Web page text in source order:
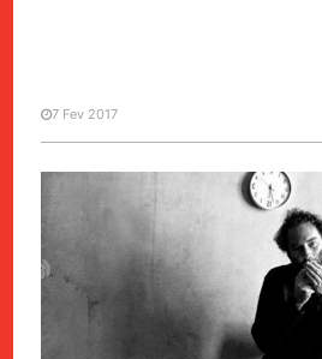
PAULO JOSÉ MIRANDA
Ler mal poesia é
um homem da vida
7 Fev 2017